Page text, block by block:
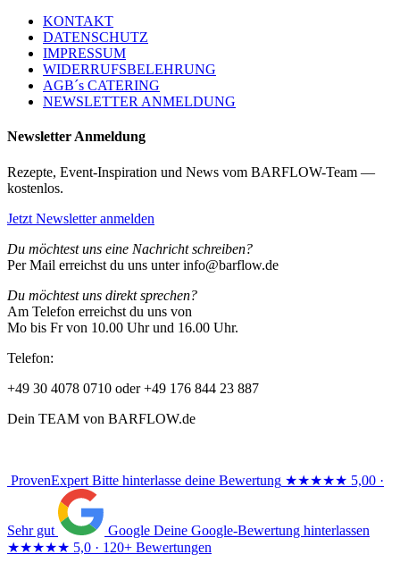
KONTAKT
DATENSCHUTZ
IMPRESSUM
WIDERRUFSBELEHRUNG
AGB´s CATERING
NEWSLETTER ANMELDUNG
Newsletter Anmeldung
Rezepte, Event-Inspiration und News vom BARFLOW-Team —
kostenlos.
Jetzt Newsletter anmelden
Du möchtest uns eine Nachricht schreiben?
Per Mail erreichst du uns unter info@barflow.de
Du möchtest uns direkt sprechen?
Am Telefon erreichst du uns von
Mo bis Fr von 10.00 Uhr und 16.00 Uhr.
Telefon:
+49 30 4078 0710 oder +49 176 844 23 887
Dein TEAM von BARFLOW.de
ProvenExpert Bitte hinterlasse deine Bewertung ★★★★★ 5,00 ·
Sehr gut Google Deine Google-Bewertung hinterlassen
★★★★★ 5,0 · 120+ Bewertungen